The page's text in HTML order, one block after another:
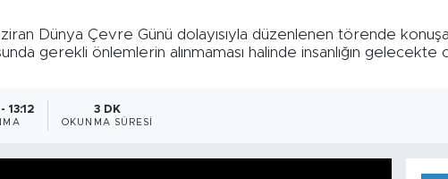
Dünya Çevre Günü dolayısıyla düzenlenen törende
gerekli önlemlerin alınmaması halinde insanlığın gelecekte
13:12 3 DK
OKUNMA SÜRESI